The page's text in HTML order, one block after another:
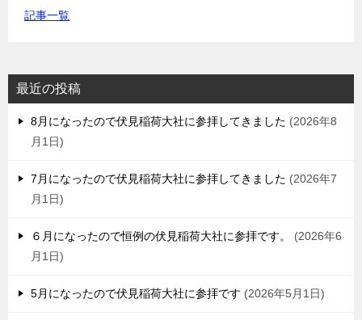
記事一覧
最近の投稿
8月になったので伏見稲荷大社に参拝してきました
2026年8
月1日
7月になったので伏見稲荷大社に参拝してきました
2026年7
月1日
６月になったので恒例の伏見稲荷大社に参拝です。
2026年6
月1日
5月になったので伏見稲荷大社に参拝です 2026年5月1日